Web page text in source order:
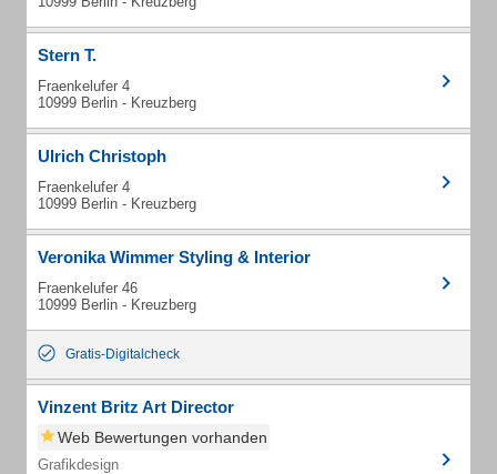
Stern T.
Fraenkelufer 4
10999 Berlin - Kreuzberg
Ulrich Christoph
Fraenkelufer 4
10999 Berlin - Kreuzberg
Veronika Wimmer Styling & Interior
Fraenkelufer 46
10999 Berlin - Kreuzberg
Gratis-Digitalcheck
Vinzent Britz Art Director
Web Bewertungen vorhanden
Grafikdesign